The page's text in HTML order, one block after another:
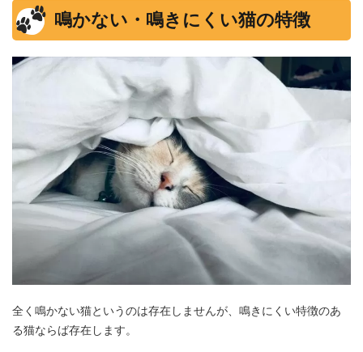
鳴かない・鳴きにくい猫の特徴
全く鳴かない猫というのは存在しませんが、鳴きにくい特徴のあ
る猫ならば存在します。